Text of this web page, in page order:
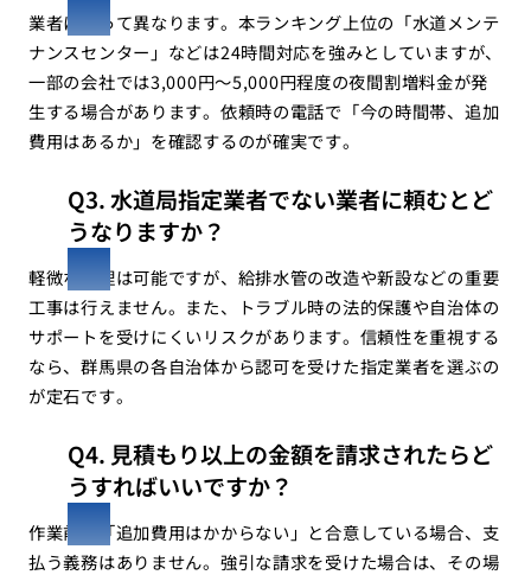
業者によって異なります。本ランキング上位の「水道メンテ
ナンスセンター」などは24時間対応を強みとしていますが、
一部の会社では3,000円〜5,000円程度の夜間割増料金が発
生する場合があります。依頼時の電話で「今の時間帯、追加
費用はあるか」を確認するのが確実です。
Q3. 水道局指定業者でない業者に頼むとど
うなりますか？
軽微な修理は可能ですが、給排水管の改造や新設などの重要
工事は行えません。また、トラブル時の法的保護や自治体の
サポートを受けにくいリスクがあります。信頼性を重視する
なら、群馬県の各自治体から認可を受けた指定業者を選ぶの
が定石です。
Q4. 見積もり以上の金額を請求されたらど
うすればいいですか？
作業前に「追加費用はかからない」と合意している場合、支
払う義務はありません。強引な請求を受けた場合は、その場